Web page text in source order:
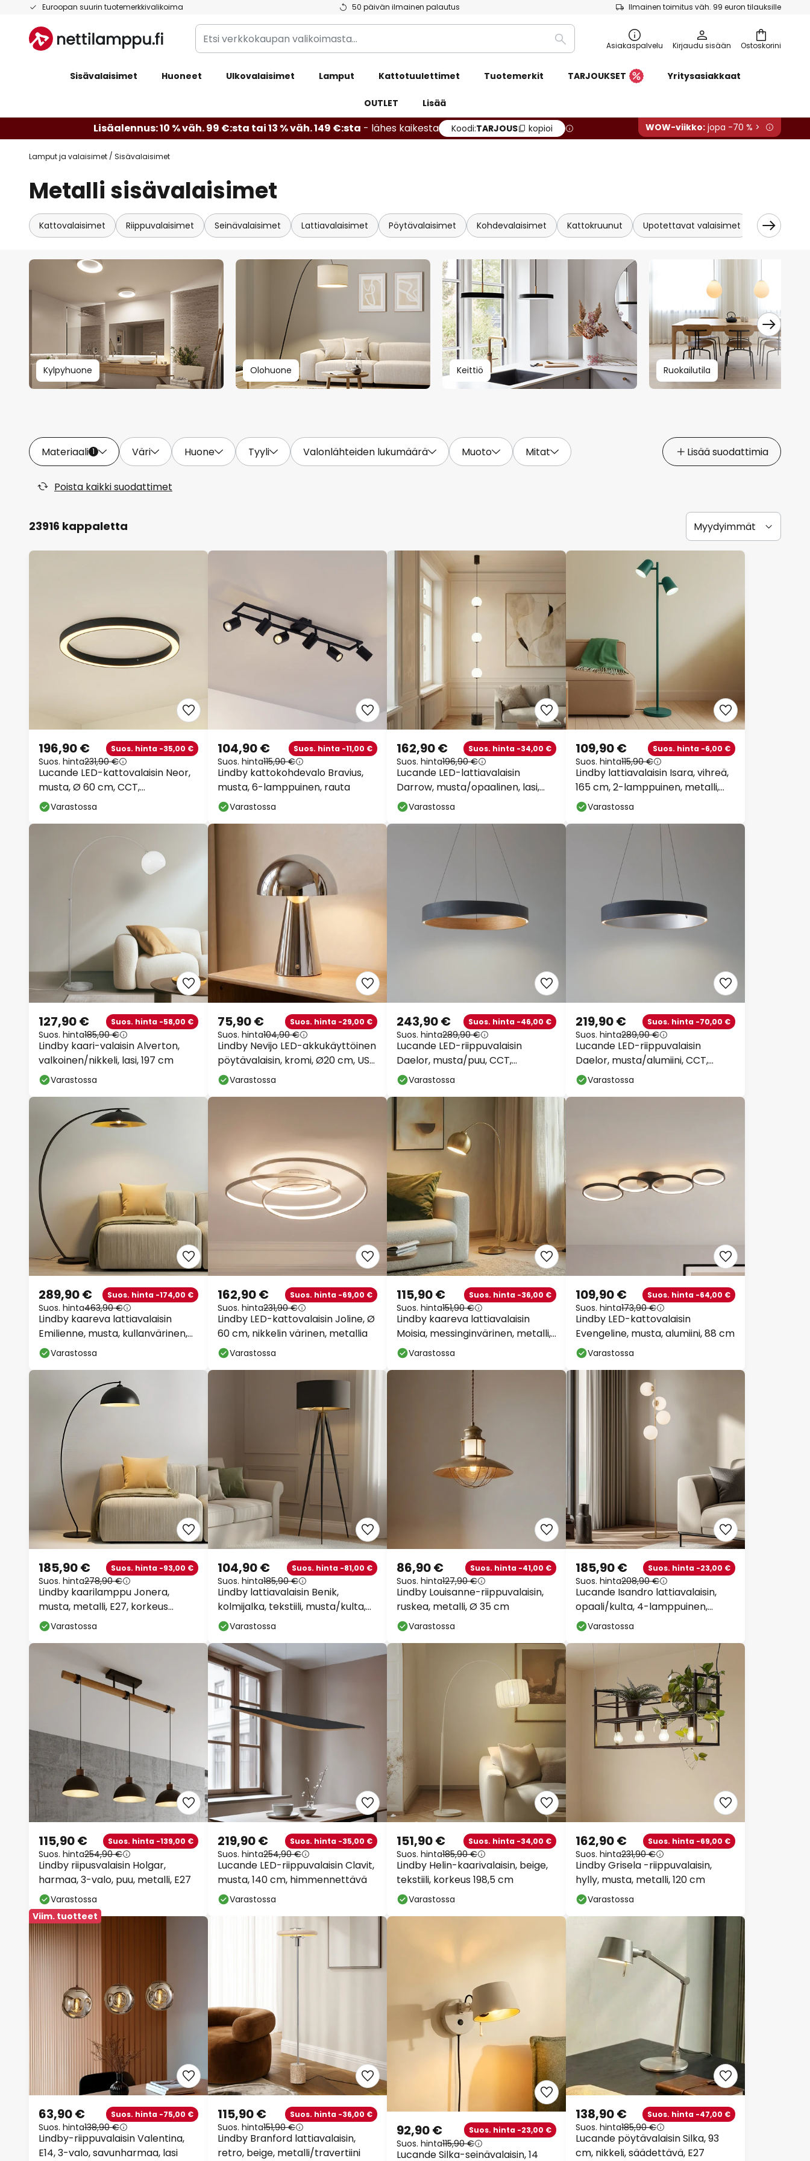
Euroopan suurin tuotemerkkivalikoima 50 päivän ilmainen palautus Ilmainen toimitus väh. 99 euron tilauksille
Skip
Content
Ostoskorini
Etsi
verkkokaupan
Etsi Asiakaspalvelu Kirjaudu sisään
Sisävalaisimet Huoneet Ulkovalaisimet Lamput Kattotuulettimet Tuotemerkit TARJOUKSET Yritysasiakkaat
OUTLET Lisää
Lisäalennus: 10 % väh. 99 €:sta tai 13 % väh. 149 €:sta - lähes kaikesta Koodi:TARJOUS kopioi WOW-viikko: jopa -70 % >
Lamput ja valaisimet Sisävalaisimet
Metalli sisävalaisimet
Kattovalaisimet Riippuvalaisimet Seinävalaisimet Lattiavalaisimet Pöytävalaisimet Kohdevalaisimet Kattokruunut Upotettavat valaisimet
Kylpyhuone Olohuone Keittiö Ruokailutila
Materiaali 1 Väri Huone Tyyli Valonlähteiden lukumäärä Muoto Mitat Lisää suodattimia
Poista kaikki suodattimet
23916 kappaletta
Lucande LED-kattovalaisin Neor,
musta, Ø 60 cm, CCT,
himmennettävä
196,90 € Suos. hinta -35,00 €
Suos. hinta231,90 €
Varastossa
Lindby kattokohdevalo Bravius,
musta, 6-lamppuinen, rauta
104,90 € Suos. hinta -11,00 €
Suos. hinta115,90 €
Varastossa
Lucande LED-lattiavalaisin
Darrow, musta/opaalinen, lasi,
himmennettävä
162,90 € Suos. hinta -34,00 €
Suos. hinta196,90 €
Varastossa
Lindby lattiavalaisin Isara, vihreä,
165 cm, 2-lamppuinen, metalli,
E27
109,90 € Suos. hinta -6,00 €
Suos. hinta115,90 €
Varastossa
Lindby kaari-valaisin Alverton,
valkoinen/nikkeli, lasi, 197 cm
127,90 € Suos. hinta -58,00 €
Suos. hinta185,90 €
Varastossa
Lindby Nevijo LED-akkukäyttöinen
pöytävalaisin, kromi, Ø20 cm, USB,
himmennin
75,90 € Suos. hinta -29,00 €
Suos. hinta104,90 €
Varastossa
Lucande LED-riippuvalaisin
Daelor, musta/puu, CCT,
himmennettävä
243,90 € Suos. hinta -46,00 €
Suos. hinta289,90 €
Varastossa
Lucande LED-riippuvalaisin
Daelor, musta/alumiini, CCT,
himmennettävä
219,90 € Suos. hinta -70,00 €
Suos. hinta289,90 €
Varastossa
Lindby kaareva lattiavalaisin
Emilienne, musta, kullanvärinen,
180 cm
289,90 € Suos. hinta -174,00 €
Suos. hinta463,90 €
Varastossa
Lindby LED-kattovalaisin Joline, Ø
60 cm, nikkelin värinen, metallia
162,90 € Suos. hinta -69,00 €
Suos. hinta231,90 €
Varastossa
Lindby kaareva lattiavalaisin
Moisia, messinginvärinen, metalli,
148 cm
115,90 € Suos. hinta -36,00 €
Suos. hinta151,90 €
Varastossa
Lindby LED-kattovalaisin
Evengeline, musta, alumiini, 88 cm
109,90 € Suos. hinta -64,00 €
Suos. hinta173,90 €
Varastossa
Lindby kaarilamppu Jonera,
musta, metalli, E27, korkeus
185cm
185,90 € Suos. hinta -93,00 €
Suos. hinta278,90 €
Varastossa
Lindby lattiavalaisin Benik,
kolmijalka, tekstiili, musta/kulta,
153cm
104,90 € Suos. hinta -81,00 €
Suos. hinta185,90 €
Varastossa
Lindby Louisanne-riippuvalaisin,
ruskea, metalli, Ø 35 cm
86,90 € Suos. hinta -41,00 €
Suos. hinta127,90 €
Varastossa
Lucande Isandro lattiavalaisin,
opaali/kulta, 4-lamppuinen,
lasi/metalli
185,90 € Suos. hinta -23,00 €
Suos. hinta208,90 €
Varastossa
Lindby riipusvalaisin Holgar,
harmaa, 3-valo, puu, metalli, E27
115,90 € Suos. hinta -139,00 €
Suos. hinta254,90 €
Varastossa
Lucande LED-riippuvalaisin Clavit,
musta, 140 cm, himmennettävä
219,90 € Suos. hinta -35,00 €
Suos. hinta254,90 €
Varastossa
Lindby Helin-kaarivalaisin, beige,
tekstiili, korkeus 198,5 cm
151,90 € Suos. hinta -34,00 €
Suos. hinta185,90 €
Varastossa
Lindby Grisela -riippuvalaisin,
hylly, musta, metalli, 120 cm
162,90 € Suos. hinta -69,00 €
Suos. hinta231,90 €
Varastossa
Viim. tuotteet
Lindby-riippuvalaisin Valentina,
E14, 3-valo, savunharmaa, lasi
63,90 € Suos. hinta -75,00 €
Suos. hinta138,90 €
Lindby Branford lattiavalaisin,
retro, beige, metalli/travertiini
115,90 € Suos. hinta -36,00 €
Suos. hinta151,90 €
Lucande Silka-seinävalaisin, 14
92,90 € Suos. hinta -23,00 €
Suos. hinta115,90 €
Lucande pöytävalaisin Silka, 93
cm, nikkeli, säädettävä, E27
138,90 € Suos. hinta -47,00 €
Suos. hinta185,90 €